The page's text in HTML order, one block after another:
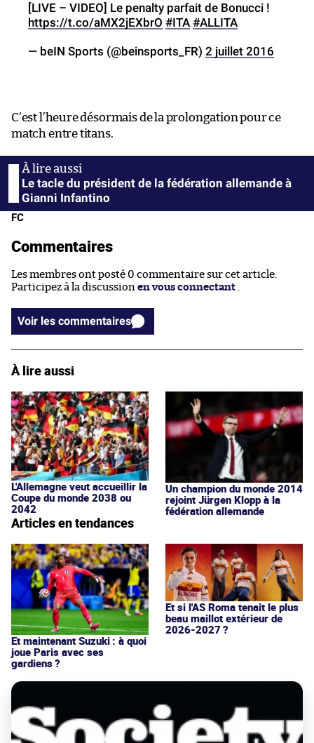
[LIVE – VIDEO] Le penalty parfait de Bonucci !
https://t.co/aMX2jEXbrO #ITA #ALLITA
— beIN Sports (@beinsports_FR) 2 juillet 2016
C’est l’heure désormais de la prolongation pour ce
match entre titans.
Le tacle du président de la fédération allemande à
Gianni Infantino
FC
Commentaires
Les membres ont posté 0 commentaire sur cet article.
Participez à la discussion en vous connectant .
Voir les commentaires
À lire aussi
L'Allemagne veut accueillir la
Coupe du monde 2038 ou
2042
Un champion du monde 2014
rejoint Jürgen Klopp à la
fédération allemande
Articles en tendances
Et maintenant Suzuki : à quoi
joue Paris avec ses
gardiens ?
Et si l'AS Roma tenait le plus
beau maillot extérieur de
2026-2027 ?